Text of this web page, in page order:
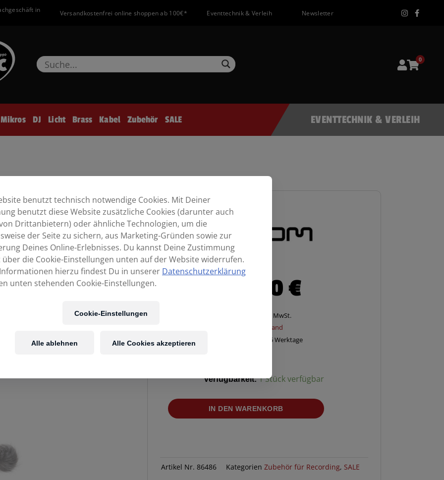
in Versandkostenfrei online shoppen ab 100€* Eventtechnik & Verleih Newsletter
0
Mikros DJ Licht Brass Kabel Zubehör SALE EVENTTECHNIK & VERLEIH
29,90 €
Enthält 20% MwSt.
Versand
Lieferzeit: ca. 2-5 Werktage
Verfügbarkeit:1 Stück verfügbar
ZOOM
APH-
Menge
IN DEN WARENKORB
Artikel Nr. 86486 Kategorien Zubehör für Recording, SALE
benutzt technisch notwendige Cookies. Mit Deiner
benutzt diese Website zusätzliche Cookies (darunter auch
Drittanbietern) oder ähnliche Technologien, um die
der Seite zu sichern, aus Marketing-Gründen sowie zur
Deines Online-Erlebnisses. Du kannst Deine Zustimmung
die Cookie-Einstellungen unten auf der Website widerrufen.
hierzu findest Du in unserer Datenschutzerklärung
unten stehenden Cookie-Einstellungen.
Cookie-Einstellungen
Alle ablehnen Alle Cookies akzeptieren